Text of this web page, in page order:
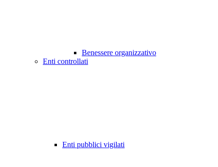
Benessere organizzativo
Enti controllati
Enti pubblici vigilati